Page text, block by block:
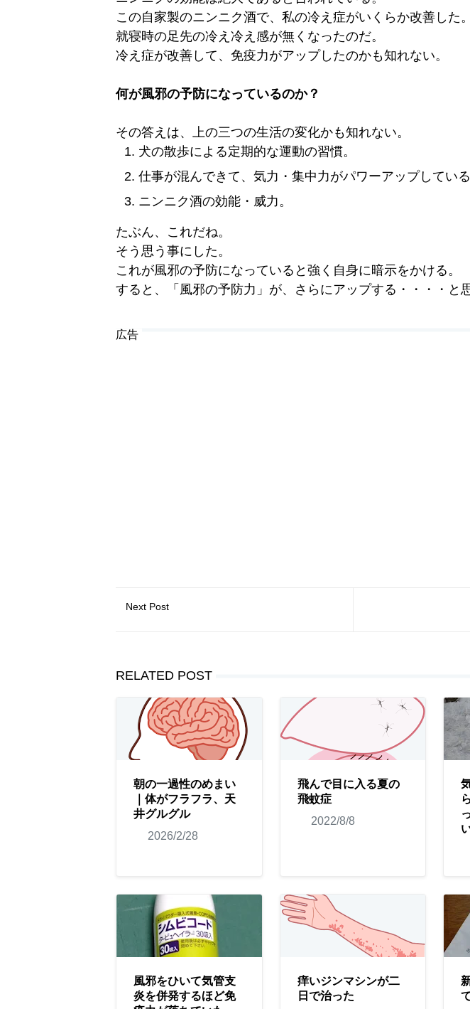
この自家製のニンニク酒で、私の冷え症がいくらか改善した。
就寝時の足先の冷え冷え感が無くなったのだ。
冷え症が改善して、免疫力がアップしたのかも知れない。
何が風邪の予防になっているのか？
その答えは、上の三つの生活の変化かも知れない。
犬の散歩による定期的な運動の習慣。
仕事が混んできて、気力・集中力がパワーアップしている
ニンニク酒の効能・威力。
たぶん、これだね。
そう思う事にした。
これが風邪の予防になっていると強く自身に暗示をかける。
すると、「風邪の予防力」が、さらにアップする・・・・と思
広告
Next Post
RELATED POST
朝の一過性のめまい
｜体がフラフラ、天
井グルグル
2026/2/28
飛んで目に入る夏の
飛蚊症
2022/8/8
風邪をひいて気管支
炎を併発するほど免
痒いジンマシンが二
日で治った